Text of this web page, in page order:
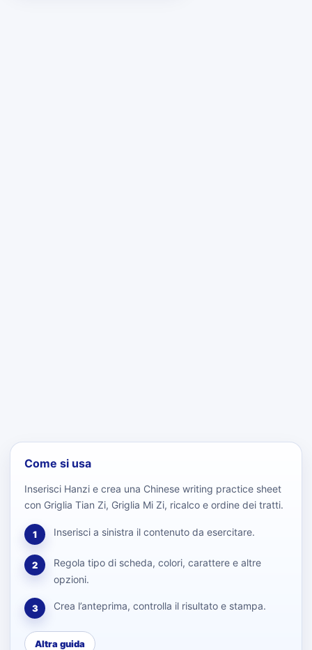
Come si usa
Inserisci Hanzi e crea una Chinese writing practice sheet
con Griglia Tian Zi, Griglia Mi Zi, ricalco e ordine dei tratti.
1 Inserisci a sinistra il contenuto da esercitare.
2
Regola tipo di scheda, colori, carattere e altre
opzioni.
3 Crea l’anteprima, controlla il risultato e stampa.
Altra guida